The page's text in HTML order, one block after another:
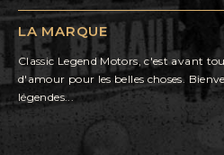
LA MARQUE
Classic Legend Motors, c'est avant
d'amour pour les belles choses.
légendes...